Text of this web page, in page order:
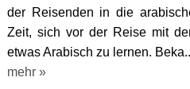
der Reisenden in die
Zeit, sich vor der Reise mit
etwas Arabisch zu lernen.
mehr »